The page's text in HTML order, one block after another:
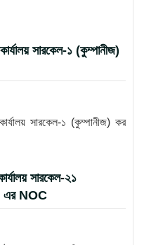
সারকেল-১ (কুম্পানীজ)
সারকেল-১ (কুম্পানীজ) কর
সারকেল-২১
এর NOC